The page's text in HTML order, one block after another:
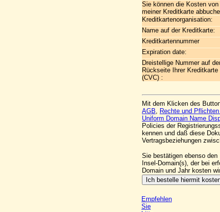
Sie können die Kosten von
meiner Kreditkarte
Kreditkartenorganisation:
Name auf der Kreditkarte:
Kreditkartennummer
Expiration date:
Dreistellige Nummer auf
Rückseite Ihrer Kreditkarte
(CVC) :
Mit dem Klicken des
AGB, Rechte und
Uniform Domain Name
Policies der
kennen und daß diese
Vertragsbeziehungen
Sie bestätigen ebenso
Insel-Domain(s), der bei
Domain und Jahr kosten
Empfehlen
Sie